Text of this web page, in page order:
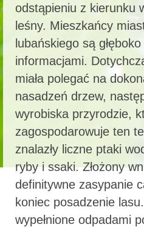
odstąpieniu z kierunku
leśny. Mieszkańcy
lubańskiego są
informacjami.
miała polegać na
nasadzeń drzew,
wyrobiska przyrodzie,
zagospodarowuje ten
znalazły liczne ptaki
ryby i ssaki. Złożony
definitywne zasypanie
koniec posadzenie
wypełnione odpadami